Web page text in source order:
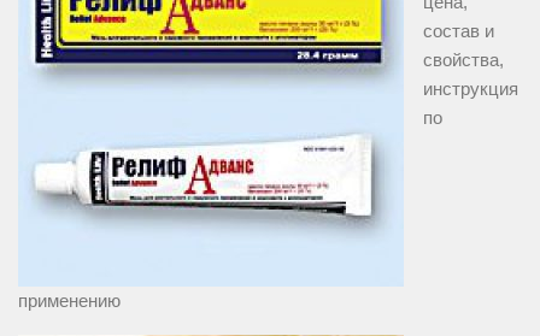
состав и
свойства,
инструкция
по
применению